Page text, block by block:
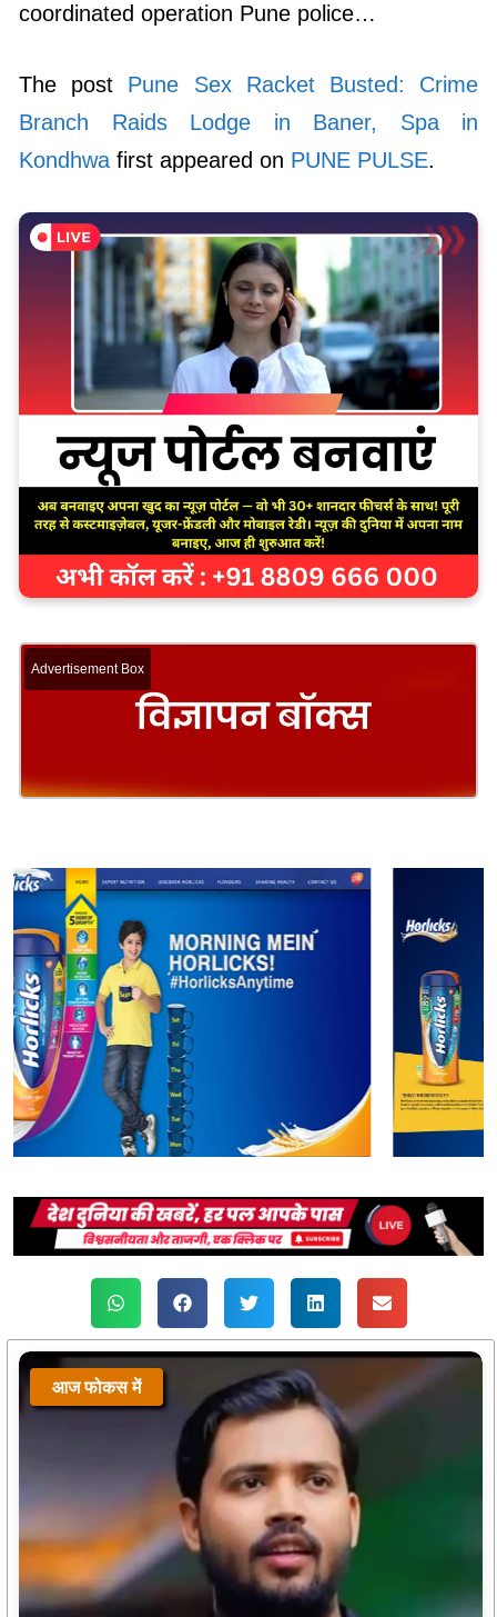
coordinated operation Pune police…
The post Pune Sex Racket Busted: Crime
Branch Raids Lodge in Baner, Spa in
Kondhwa first appeared on PUNE PULSE.
Advertisement Box
आज फोकस में